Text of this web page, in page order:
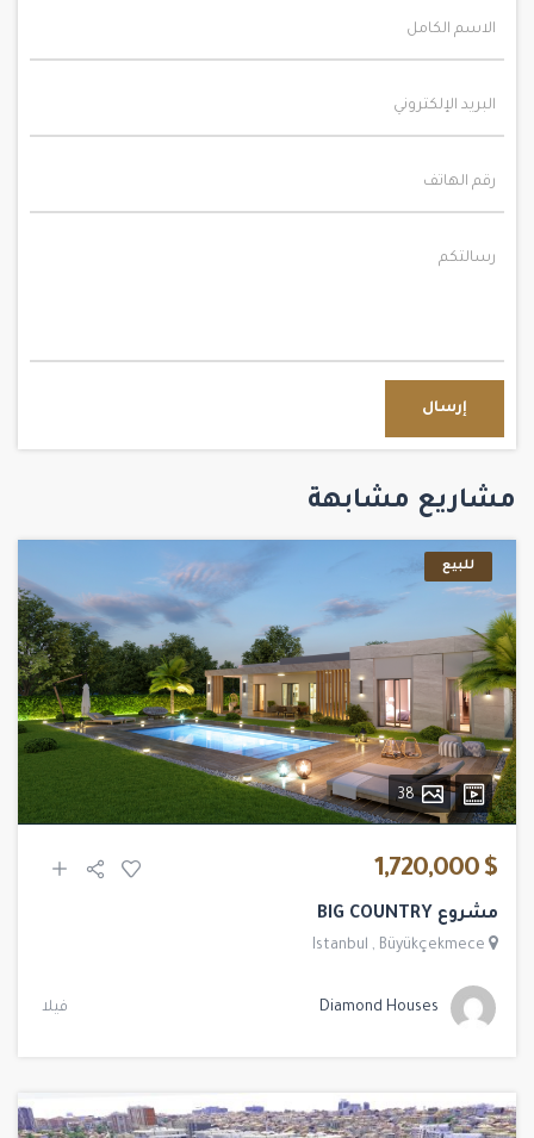
إرسال
مشاريع مشابهة
للبيع
38
$ 1,720,000
مشروع BIG COUNTRY
Istanbul , Büyükçekmece
Diamond Houses فيلا